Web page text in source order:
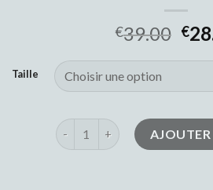
€39.00 €
Taille
quantité de short en jean
AJOUTER